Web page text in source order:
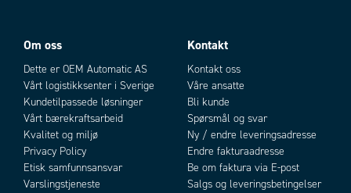
Om oss
Dette er OEM Automatic AS
Vårt logistikksenter i Sverige
Kundetilpassede løsninger
Vårt bærekraftsarbeid
Kvalitet og miljø
Privacy Policy
Etisk samfunnsansvar
Varslingstjeneste
Kontakt
Kontakt oss
Våre ansatte
Bli kunde
Spørsmål og svar
Ny / endre leveringsadresse
Endre fakturaadresse
Be om faktura via E-post
Salgs og leveringsbetingelser